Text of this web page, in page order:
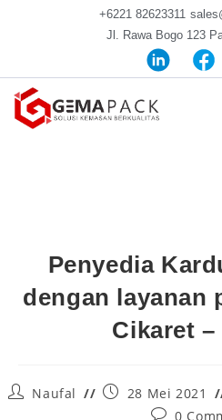
+6221 82623311
Jl. Rawa Bogo 123
Penyedia
dengan layanan
Cikaret
Naufal 28 Mei 2021
0